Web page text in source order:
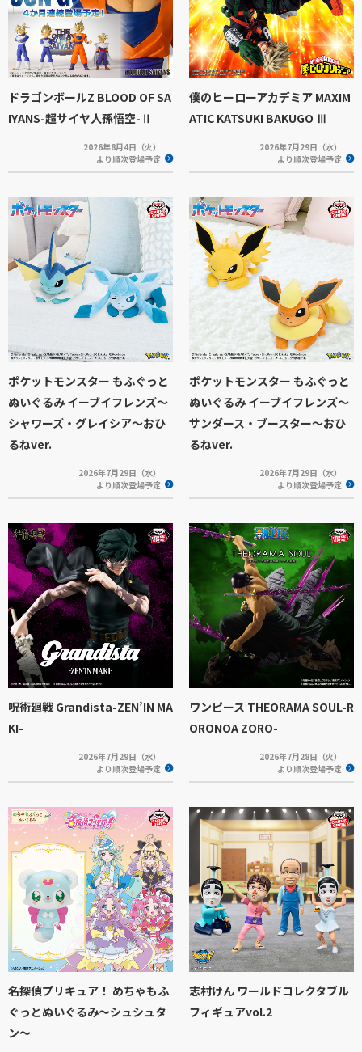
ドラゴンボールZ BLOOD OF SA
IYANS-超サイヤ人孫悟空-Ⅱ
2026年8月4日（火）
より順次登場予定
僕のヒーローアカデミア MAXIM
ATIC KATSUKI BAKUGO Ⅲ
2026年7月29日（水）
より順次登場予定
ポケットモンスター もふぐっと
ぬいぐるみ イーブイフレンズ～
シャワーズ・グレイシア～おひ
るねver.
2026年7月29日（水）
より順次登場予定
ポケットモンスター もふぐっと
ぬいぐるみ イーブイフレンズ～
サンダース・ブースター～おひ
るねver.
2026年7月29日（水）
より順次登場予定
呪術廻戦 Grandista-ZEN’IN MA
KI-
2026年7月29日（水）
より順次登場予定
ワンピース THEORAMA SOUL-R
ORONOA ZORO-
2026年7月28日（火）
より順次登場予定
名探偵プリキュア！ めちゃもふ
ぐっとぬいぐるみ～シュシュタ
ン～
志村けん ワールドコレクタブル
フィギュアvol.2